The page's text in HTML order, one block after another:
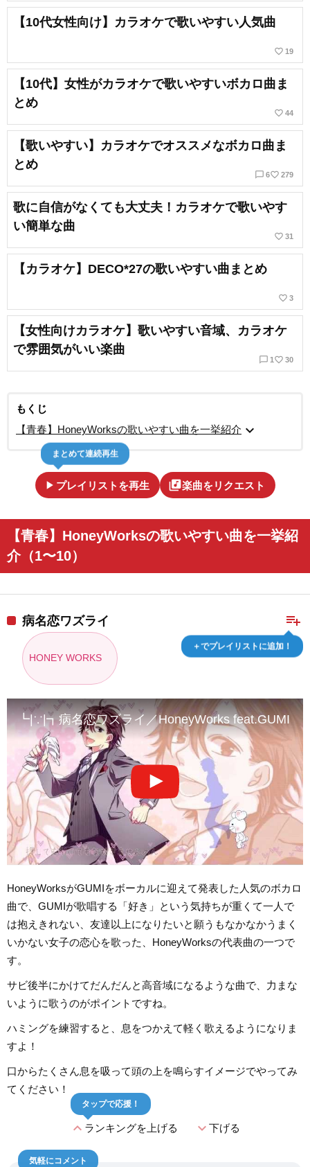
【10代女性向け】カラオケで歌いやすい人気曲
favorite_border 19
【10代】女性がカラオケで歌いやすいボカロ曲ま
とめ
favorite_border 44
【歌いやすい】カラオケでオススメなボカロ曲ま
とめ
chat_bubble_outline 6favorite_border 279
歌に自信がなくても大丈夫！カラオケで歌いやす
い簡単な曲
favorite_border 31
【カラオケ】DECO*27の歌いやすい曲まとめ
favorite_border 3
【女性向けカラオケ】歌いやすい音域、カラオケ
で雰囲気がいい楽曲
chat_bubble_outline 1 favorite_border 30
もくじ
【青春】HoneyWorksの歌いやすい曲を一挙紹介 expand_more
play_arrow プレイリストを再生
まとめて連続再生
library_music楽曲をリクエスト
【青春】HoneyWorksの歌いやすい曲を一挙紹
介（1〜10）
playlist_add
＋でプレイリストに追加！
病名恋ワズライ
HONEY WORKS
┗|∵|┓病名恋ワズライ／HoneyWorks feat.GUMI
HoneyWorksがGUMIをボーカルに迎えて発表した人気のボカロ
曲で、GUMIが歌唱する「好き」という気持ちが重くて一人で
は抱えきれない、友達以上になりたいと願うもなかなかうまく
いかない女子の恋心を歌った、HoneyWorksの代表曲の一つで
す。
サビ後半にかけてだんだんと高音域になるような曲で、力まな
いように歌うのがポイントですね。
ハミングを練習すると、息をつかえて軽く歌えるようになりま
すよ！
口からたくさん息を吸って頭の上を鳴らすイメージでやってみ
てください！
expand_lessランキングを上げる
タップで応援！
expand_more下げる
気軽にコメント